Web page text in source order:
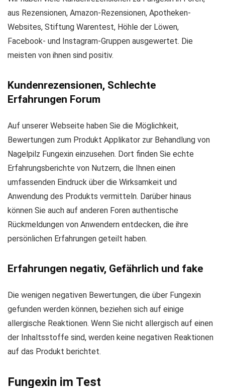
aus Rezensionen, Amazon-Rezensionen, Apotheken-
Websites, Stiftung Warentest, Höhle der Löwen,
Facebook- und Instagram-Gruppen ausgewertet. Die
meisten von ihnen sind positiv.
Kundenrezensionen, Schlechte
Erfahrungen Forum
Auf unserer Webseite haben Sie die Möglichkeit,
Bewertungen zum Produkt Applikator zur Behandlung von
Nagelpilz Fungexin einzusehen. Dort finden Sie echte
Erfahrungsberichte von Nutzern, die Ihnen einen
umfassenden Eindruck über die Wirksamkeit und
Anwendung des Produkts vermitteln. Darüber hinaus
können Sie auch auf anderen Foren authentische
Rückmeldungen von Anwendern entdecken, die ihre
persönlichen Erfahrungen geteilt haben.
Erfahrungen negativ, Gefährlich und fake
Die wenigen negativen Bewertungen, die über Fungexin
gefunden werden können, beziehen sich auf einige
allergische Reaktionen. Wenn Sie nicht allergisch auf einen
der Inhaltsstoffe sind, werden keine negativen Reaktionen
auf das Produkt berichtet.
Fungexin im Test